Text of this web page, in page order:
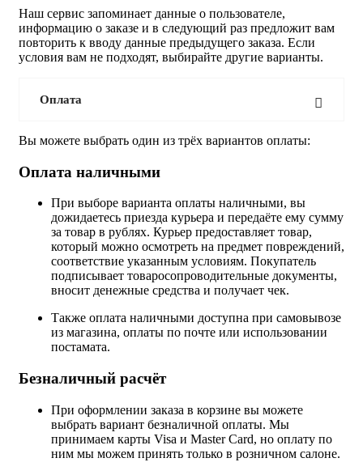
Наш сервис запоминает данные о пользователе,
информацию о заказе и в следующий раз предложит вам
повторить к вводу данные предыдущего заказа. Если
условия вам не подходят, выбирайте другие варианты.
Оплата
Вы можете выбрать один из трёх вариантов оплаты:
Оплата наличными
При выборе варианта оплаты наличными, вы
дожидаетесь приезда курьера и передаёте ему сумму
за товар в рублях. Курьер предоставляет товар,
который можно осмотреть на предмет повреждений,
соответствие указанным условиям. Покупатель
подписывает товаросопроводительные документы,
вносит денежные средства и получает чек.
Также оплата наличными доступна при самовывозе
из магазина, оплаты по почте или использовании
постамата.
Безналичный расчёт
При оформлении заказа в корзине вы можете
выбрать вариант безналичной оплаты. Мы
принимаем карты Visa и Master Card, но оплату по
ним мы можем принять только в розничном салоне.